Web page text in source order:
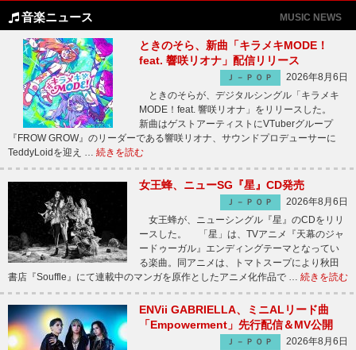
音楽ニュース MUSIC NEWS
ときのそら、新曲「キラメキMODE！
feat. 響咲リオナ」配信リリース
Ｊ－ＰＯＰ
2026年8月6日
ときのそらが、デジタルシングル「キラメキ
MODE！feat. 響咲リオナ」をリリースした。
新曲はゲストアーティストにVTuberグループ
『FROW GROW』のリーダーである響咲リオナ、サウンドプロデューサーに
TeddyLoidを迎え … 続きを読む
女王蜂、ニューSG『星』CD発売
Ｊ－ＰＯＰ
2026年8月6日
女王蜂が、ニューシングル『星』のCDをリリ
ースした。 「星」は、TVアニメ『天幕のジャ
ードゥーガル』エンディングテーマとなってい
る楽曲。同アニメは、トマトスープにより秋田
書店『Souffle』にて連載中のマンガを原作としたアニメ化作品で … 続きを読む
ENVii GABRIELLA、ミニALリード曲
「Empowerment」先行配信＆MV公開
Ｊ－ＰＯＰ
2026年8月6日